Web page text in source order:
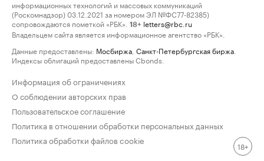
информационных технологий и массовых коммуникаций
(Роскомнадзор) 03.12.2021 за номером ЭЛ №ФС77-82385)
сопровождаются пометкой «РБК».
18+ letters@rbc.ru
Владельцем сайта является информационное агентство «РБК».
Данные предоставлены: Мосбиржа Санкт-Петербургская биржа
Индексы облигаций предоставлены Cbonds.
Информация об ограничениях
О соблюдении авторских прав
Пользовательское соглашение
Политика в отношении обработки персональных данных
Политика обработки файлов cookie
18+